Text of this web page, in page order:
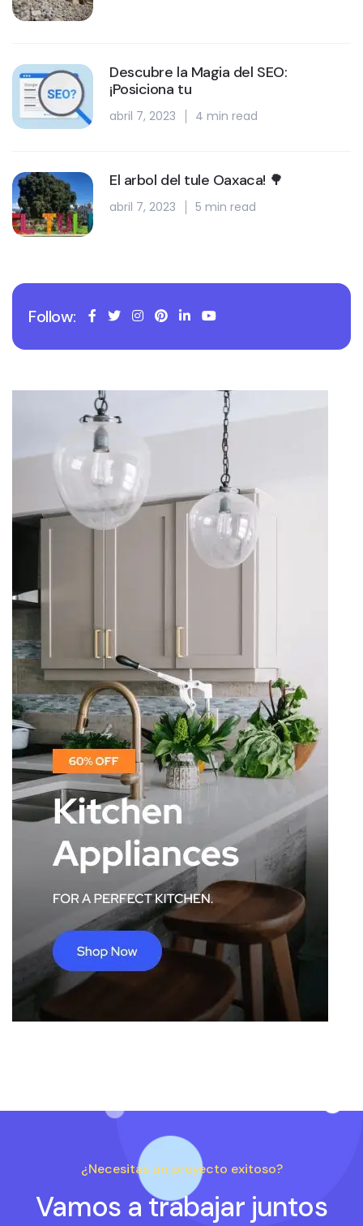
Descubre la Magia del SEO:
¡Posiciona tu
abril 7, 2023 4 min read
El arbol del tule Oaxaca! 🌳
abril 7, 2023 5 min read
Follow:
¿Necesitas un proyecto exitoso?
Vamos a trabajar juntos